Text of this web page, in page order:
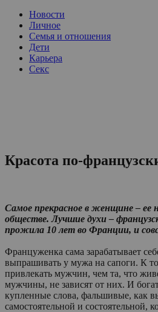
Новости
Личное
Семья и отношения
Дети
Карьера
Секс
Красота по-
Самое прекрасное в женщине – ее
обществе. Лучшие духи –
прожила 10 лет во Франции, и
Француженка сама зарабатывает
выпрашивать у мужа на сапоги. К
привлекать мужчин, чем та, что
мужчины, не зависят от них. И
купленные слова, фальшивые, как
самостоятельной и состоятельной,